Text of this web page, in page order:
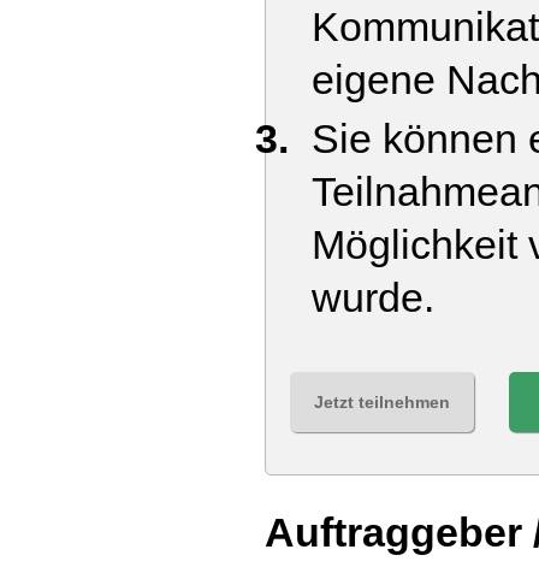
eigene
Sie können
Möglichkeit
wurde.
Jetzt teilnehmen
Auftraggeber